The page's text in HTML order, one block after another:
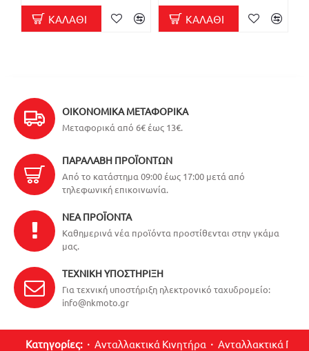
ΚΑΛΆΘΙ ΚΑΛΆΘΙ
ΟΙΚΟΝΟΜΙΚΆ ΜΕΤΑΦΟΡΙΚΆ
Μεταφορικά από 6€ έως 13€.
ΠΑΡΑΛΑΒΉ ΠΡΟΪΌΝΤΩΝ
Από το κατάστημα 09:00 έως 17:00 μετά από
τηλεφωνική επικοινωνία.
ΝΈΑ ΠΡΟΪΌΝΤΑ
Καθημερινά νέα προϊόντα προστίθενται στην γκάμα
μας.
ΤΕΧΝΙΚΉ ΥΠΟΣΤΉΡΙΞΗ
Για τεχνική υποστήριξη ηλεκτρονικό ταχυδρομείο:
info@nkmoto.gr
Κατηγορίες: Ανταλλακτικά Κινητήρα Ανταλλακτικά